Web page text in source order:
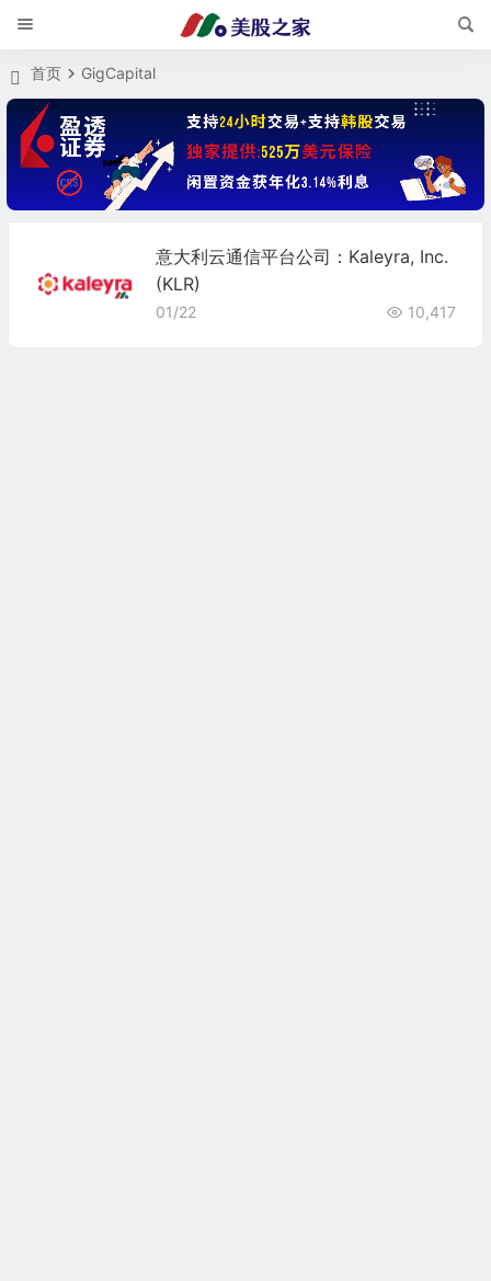
首页 GigCapital
意大利云通信平台公司：Kaleyra, Inc.
(KLR)
01/22 10,417